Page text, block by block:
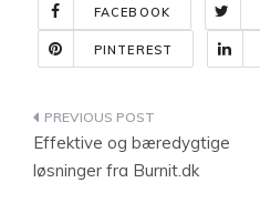
FACEBOOK
PINTEREST
Effektive og bæredygtige
løsninger fra Burnit.dk